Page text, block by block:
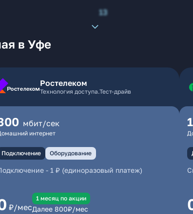
13
в Уфе
Ростелеком
Технология доступа.Тест-драйв
мбит/сек
интернет
Подключение Оборудование
- 1 ₽ (единоразовый платеж)
₽/мес
1 месяц по акции
Далее 800₽/мес